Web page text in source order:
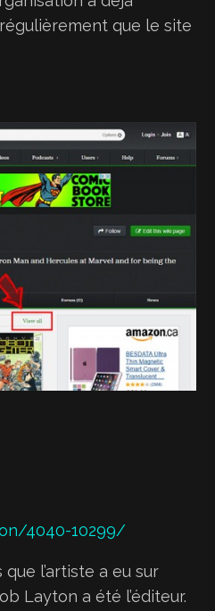
que le site
4040-10299/
l’artiste a eu sur
Layton a été l’éditeur.